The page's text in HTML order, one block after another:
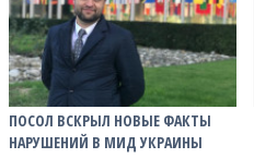
ПОСОЛ ВСКРЫЛ НОВЫЕ ФАКТЫ
НАРУШЕНИЙ В МИД УКРАИНЫ